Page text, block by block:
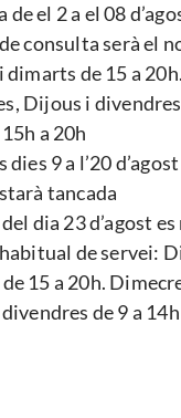
de el 2 a el 08
consulta serà el
de 15 a
Dijous i divendres
a 20h
dies 9 a l’20
tancada
dia 23 d’agost
de servei:
15 a 20h.
de 9 a